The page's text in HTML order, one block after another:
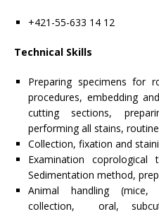
+421-55-633 14 12
Technical Skills
Preparing specimens for
procedures, embedding
cutting sections,
performing all stains,
Collection, fixation and
Examination coprological
Sedimentation method,
Animal handling (mice,
collection, oral,